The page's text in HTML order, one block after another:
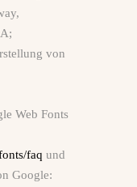
von
Web Fonts
faq und
Google: